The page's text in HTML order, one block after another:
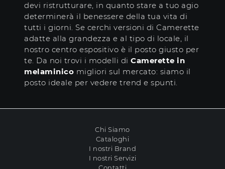
devi ristrutturare, in quanto stare a tuo agio
determinerà il benessere della tua vita di
tutti i giorni. Se cerchi versioni di Camerette
adatte alla grandezza e al tipo di locale, il
nostro centro espositivo è il posto giusto per
te. Da noi trovi i modelli di Camerette in
melaminico migliori sul mercato: siamo il
posto ideale per vedere trend e spunti.
Chi Siamo
Cataloghi
I nostri Brand
I nostri Servizi